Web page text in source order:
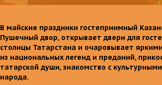
В майские праздники гостеприимный
Пушечный двор, открывает двери для
столицы Татарстана и очаровывает
из национальных легенд и преданий,
татарской души, знакомство с
народа.